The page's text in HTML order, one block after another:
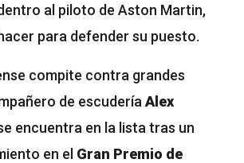
al piloto de Aston Martin,
para defender su puesto.
compite contra grandes
de escudería Alex
encuentra en la lista tras un
en el Gran Premio de